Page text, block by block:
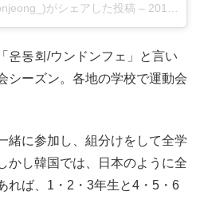
がシェアした投稿 – 2018年 9月月14日午前2時56分PDT
운동회/ウンドンフェ」と言い
シーズン。各地の学校で運動会
緒に参加し、組分けをして全学
かし韓国では、日本のように全
れば、1・2・3年生と4・5・6